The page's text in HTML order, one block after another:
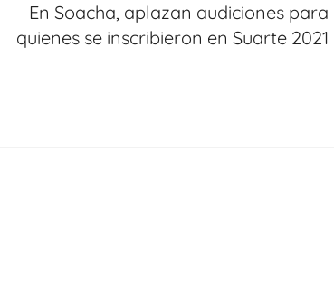
En Soacha, aplazan audiciones para
quienes se inscribieron en Suarte 2021